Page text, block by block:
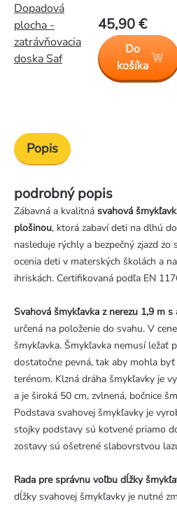
Dopadová
plocha -
zatrávňovacia
doska Saf
45,90 €
Do
košíka
Popis
podrobný popis
Zábavná a kvalitná svahová
plošinou, ktorá zabaví deti na dlhú
nasleduje rýchly a bezpečný zjazd zo
ocenia deti v materských školách a
ihriskách. Certifikovaná podľa EN
Svahová šmykľavka z nerezu 1,9 m
určená na položenie do svahu. V
šmykľavka. Šmykľavka nemusí ležať
dostatočne pevná, tak aby mohla
terénom. Klzná dráha šmykľavky je
a je široká 50 cm, zvlnená, bočnice
Podstava svahovej šmykľavky je
stojky podstavy sú kotvené priamo
zostavy sú ošetrené slabovrstvou
Rada pre správnu voľbu dĺžky
dĺžky svahovej šmykľavky je nutné